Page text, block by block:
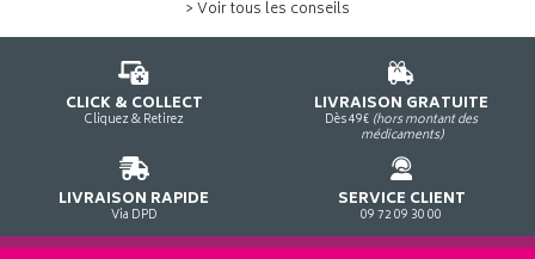
> Voir tous les conseils
CLICK & COLLECT
Cliquez & Retirez
LIVRAISON GRATUITE
Dès 49€ (hors montant des
médicaments)
LIVRAISON RAPIDE
Via DPD
SERVICE CLIENT
09 72 09 30 00